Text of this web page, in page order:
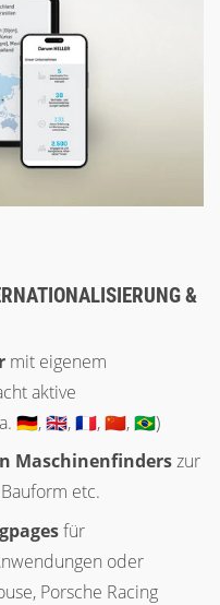
&
mit eigenem
aktive
🇩🇪, 🇬🇧, 🇫🇷, 🇨🇳, 🇧🇷)
Maschinenfinderszur
etc.
für
oder
Porsche Racing